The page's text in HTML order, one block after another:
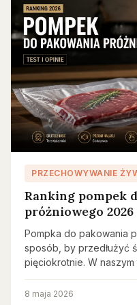
PRZECHOWYWANIE
Ranking pompek
próżniowego
Pompka do pakowania
sposób, by przedłużyć
pięciokrotnie. W
8 maja 2026